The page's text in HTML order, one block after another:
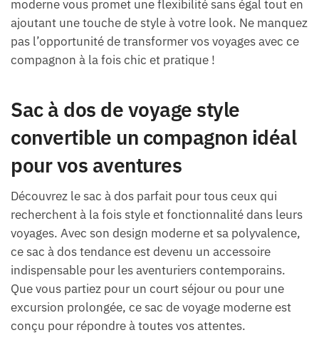
moderne vous promet une flexibilité sans égal tout en
ajoutant une touche de style à votre look. Ne manquez
pas l’opportunité de transformer vos voyages avec ce
compagnon à la fois chic et pratique !
Sac à dos de voyage style
convertible un compagnon idéal
pour vos aventures
Découvrez le sac à dos parfait pour tous ceux qui
recherchent à la fois style et fonctionnalité dans leurs
voyages. Avec son design moderne et sa polyvalence,
ce sac à dos tendance est devenu un accessoire
indispensable pour les aventuriers contemporains.
Que vous partiez pour un court séjour ou pour une
excursion prolongée, ce sac de voyage moderne est
conçu pour répondre à toutes vos attentes.